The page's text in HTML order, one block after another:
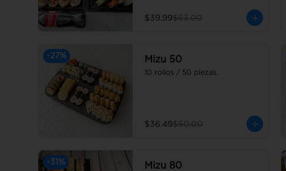
$39.99$53.00
-27% Mizu 50
10 rollos / 50 piezas.
$36.49$50.00
-31 % Mizu 80